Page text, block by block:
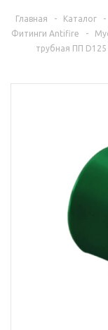
Главная - Каталог -
Фитинги Antifire
-
трубная ПП